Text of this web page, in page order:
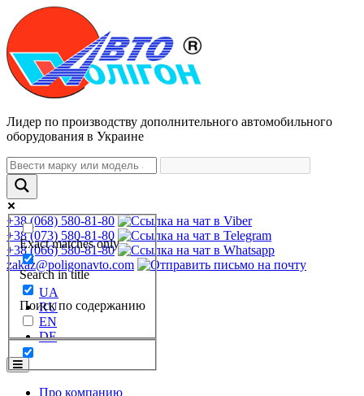
Лидер по производству дополнительного автомобильного
оборудования в Украине
Exact matches only
Search in title
Поиск по содержанию
+38 (068) 580-81-80
+38 (073) 580-81-80
+38 (066) 580-81-80
zakaz@poligonavto.com
UA
RU
EN
DE
Про компанию